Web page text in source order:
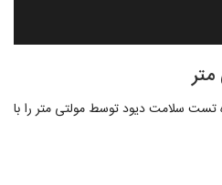
تست سلامت دیود توسط مولتی متر را با